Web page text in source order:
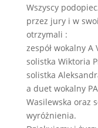
Wszyscy
przez jury i w
otrzymali :
zespół wokalny A
solistka Wiktoria
solistka Alek
a duet wokalny
Wasilewska oraz
wyróżnienia.